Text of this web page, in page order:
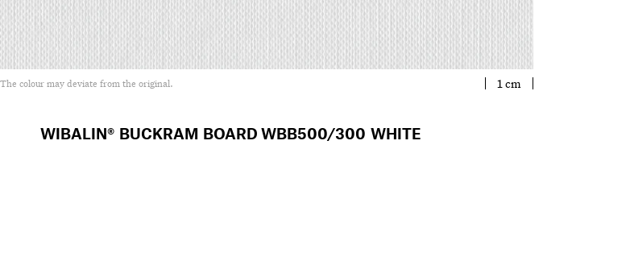
The colour may deviate from the original. 1 cm
WIBALIN® BUCKRAM BOARD WBB500/300 WHITE